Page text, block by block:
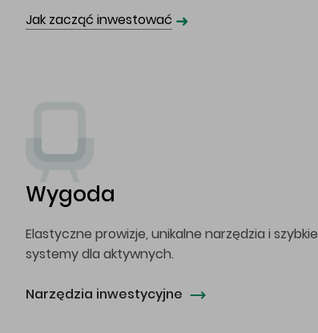
Jak zacząć inwestować ➜
Wygoda
Elastyczne prowizje, unikalne narzędzia i szybkie
systemy dla aktywnych.
Narzędzia inwestycyjne